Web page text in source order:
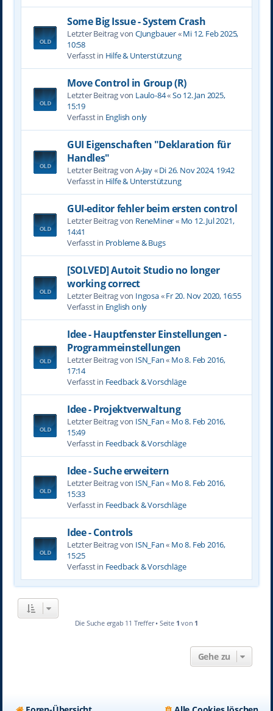
Some Big Issue - System Crash
Letzter Beitrag von CJungbauer«Mi 12. Feb 2025,
10:58
Verfasst in Hilfe & Unterstützung
Move Control in Group (R)
Letzter Beitrag von Laulo-84«So 12. Jan 2025,
15:19
Verfasst in English only
GUI Eigenschaften "Deklaration für
Handles"
Letzter Beitrag von A-Jay«Di 26. Nov 2024, 19:42
Verfasst in Hilfe & Unterstützung
GUI-editor fehler beim ersten control
Letzter Beitrag von ReneMiner« Mo 12. Jul 2021,
14:41
Verfasst in Probleme & Bugs
[SOLVED] Autoit Studio no longer
working correct
Letzter Beitrag von Ingosa«Fr 20. Nov 2020, 16:55
Verfasst in English only
Idee - Hauptfenster Einstellungen -
Programmeinstellungen
Letzter Beitrag von ISN_Fan« Mo 8. Feb 2016,
17:14
Verfasst in Feedback & Vorschläge
Idee - Projektverwaltung
Letzter Beitrag von ISN_Fan« Mo 8. Feb 2016,
15:49
Verfasst in Feedback & Vorschläge
Idee - Suche erweitern
Letzter Beitrag von ISN_Fan« Mo 8. Feb 2016,
15:33
Verfasst in Feedback & Vorschläge
Idee - Controls
Letzter Beitrag von ISN_Fan« Mo 8. Feb 2016,
15:25
Verfasst in Feedback & Vorschläge
Die Suche ergab 11 Treffer • Seite 1 von 1
Gehe zu